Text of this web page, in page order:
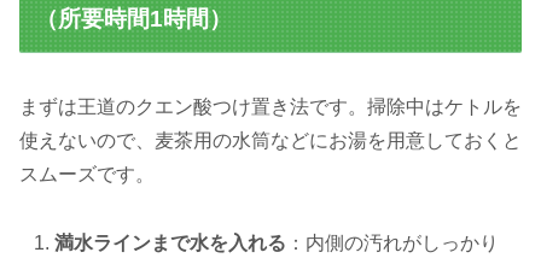
（所要時間1時間）
まずは王道のクエン酸つけ置き法です。掃除中はケトルを
使えないので、麦茶用の水筒などにお湯を用意しておくと
スムーズです。
満水ラインまで水を入れる ：内側の汚れがしっかり